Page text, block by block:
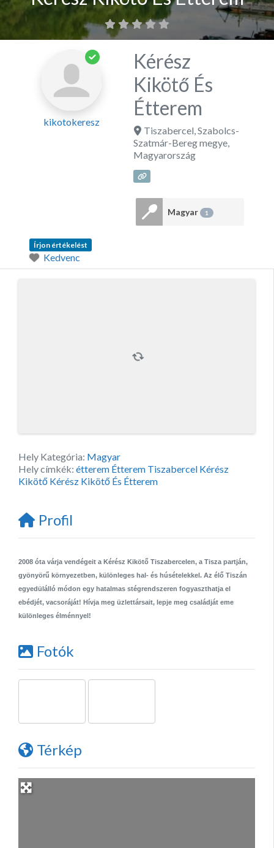
kikotokeresz
Kérész
Kikötő És
Étterem
Tiszabercel,Szabolcs-
Szatmár-Bereg megye,
Magyarország
Magyar 1
Írjon értékelést
Kedvenc
Hely Kategória: Magyar
Hely címkék: étterem Étterem Tiszabercel Kérész
Kikötő Kérész Kikötő És Étterem
Profil
2008 óta várja vendégeit a Kérész Kikötő Tiszabercelen, a Tisza partján,
gyönyörű környezetben, különleges hal- és húsételekkel. Az élő Tiszán
egyedülálló módon egy hatalmas stégrendszeren fogyaszthatja el
ebédjét, vacsoráját! Hívja meg üzlettársait, lepje meg családját eme
különleges élménnyel!
Fotók
Térkép